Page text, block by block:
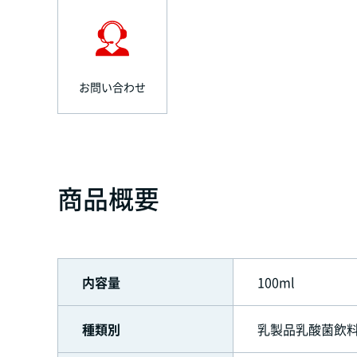
お問い合わせ
商品概要
内容量 100ml
種類別 乳製品乳酸菌飲料